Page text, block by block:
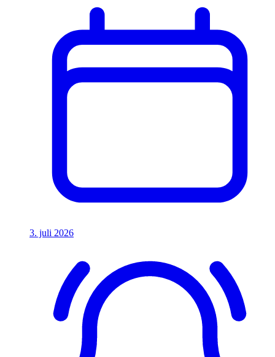
3. juli 2026